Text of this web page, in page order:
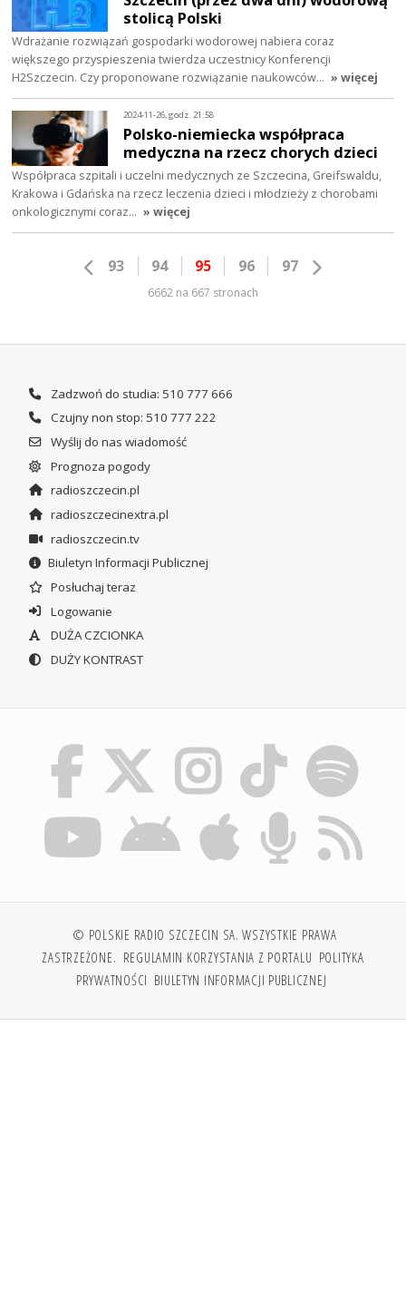
stolicą Polski
Wdrażanie rozwiązań gospodarki wodorowej nabiera coraz
większego przyspieszenia twierdza uczestnicy Konferencji
H2Szczecin. Czy proponowane rozwiązanie naukowców… » więcej
2024-11-26, godz. 21:58
Polsko-niemiecka współpraca
medyczna na rzecz chorych dzieci
Współpraca szpitali i uczelni medycznych ze Szczecina, Greifswaldu,
Krakowa i Gdańska na rzecz leczenia dzieci i młodzieży z chorobami
onkologicznymi coraz… » więcej
93 94 95 96 97
6662 na 667 stronach
Zadzwoń do studia: 510 777 666
Czujny non stop: 510 777 222
Wyślij do nas wiadomość
Prognoza pogody
radioszczecin.pl
radioszczecinextra.pl
radioszczecin.tv
Biuletyn Informacji Publicznej
Posłuchaj teraz
Logowanie
DUŻA CZCIONKA
DUŻY KONTRAST
© POLSKIE RADIO SZCZECIN SA. WSZYSTKIE PRAWA
ZASTRZEŻONE. REGULAMIN KORZYSTANIA Z PORTALU POLITYKA
PRYWATNOŚCI BIULETYN INFORMACJI PUBLICZNEJ